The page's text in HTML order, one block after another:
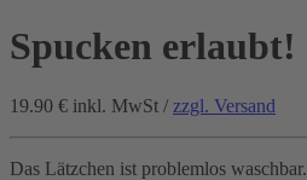
Spucken erlaubt!
19.90 € inkl. MwSt / zzgl. Versand
Das Lätzchen ist problemlos waschbar.